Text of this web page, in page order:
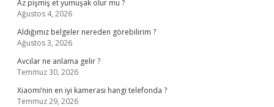
Az pişmiş et yumuşak olur mu ?
Ağustos 4, 2026
Aldığımız belgeler nereden görebilirim ?
Ağustos 3, 2026
Avcılar ne anlama gelir ?
Temmuz 30, 2026
Xiaomi’nin en iyi kamerası hangi telefonda ?
Temmuz 29, 2026